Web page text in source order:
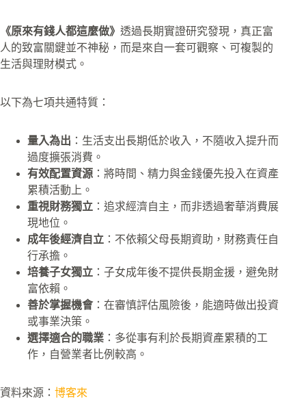
《原來有錢人都這麼做》 透過長期實證研究發現，真正富
人的致富關鍵並不神秘，而是來自一套可觀察、可複製的
生活與理財模式。
以下為七項共通特質：
量入為出 ：生活支出長期低於收入，不隨收入提升而
過度擴張消費。
有效配置資源 ：將時間、精力與金錢優先投入在資產
累積活動上。
重視財務獨立 ：追求經濟自主，而非透過奢華消費展
現地位。
成年後經濟自立 ：不依賴父母長期資助，財務責任自
行承擔。
培養子女獨立 ：子女成年後不提供長期金援，避免財
富依賴。
善於掌握機會：在審慎評估風險後，能適時做出投資
或事業決策。
選擇適合的職業 ：多從事有利於長期資產累積的工
作，自營業者比例較高。
資料來源： 博客來